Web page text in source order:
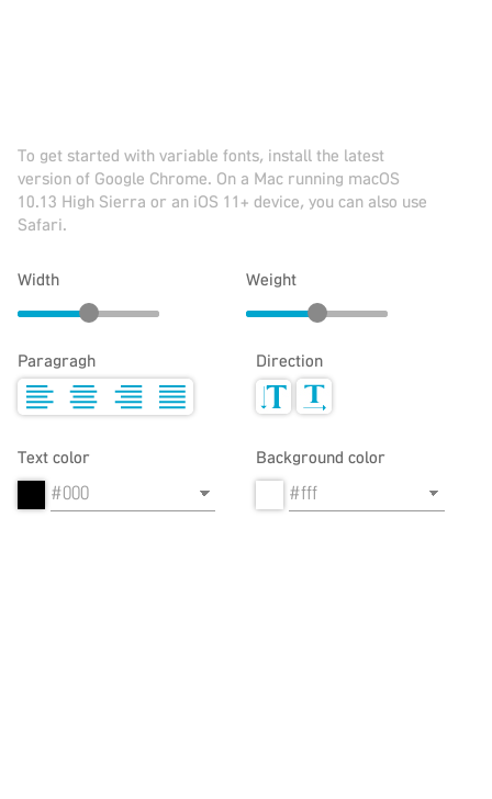
To get started with variable fonts, install the latest
version of Google Chrome. On a Mac running macOS
10.13 High Sierra or an iOS 11+ device, you can also use
Safari.
Width Weight
Paragragh Direction
Text color Background color